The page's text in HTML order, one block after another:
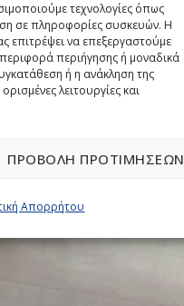
τεχνολογίες όπως
σε πληροφορίες συσκευών. Η
επιτρέψει να επεξεργαστούμε
περιήγησης ή μοναδικά
ή η ανάκληση της
λειτουργίες και
ΠΡΟΒΟΛΉ ΠΡΟΤΙΜΉΣΕΩΝ
Απορρήτου